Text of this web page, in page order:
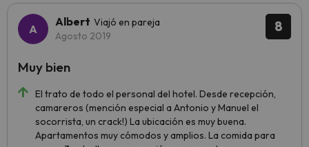
8
Albert Viajó en pareja
Agosto 2019
El trato de todo el personal del hotel. Desde recepción,
camareros (mención especial a Antonio y Manuel el
socorrista, un crack!) La ubicación es muy buena.
Apartamentos muy cómodos y amplios. La comida para
Muy bien